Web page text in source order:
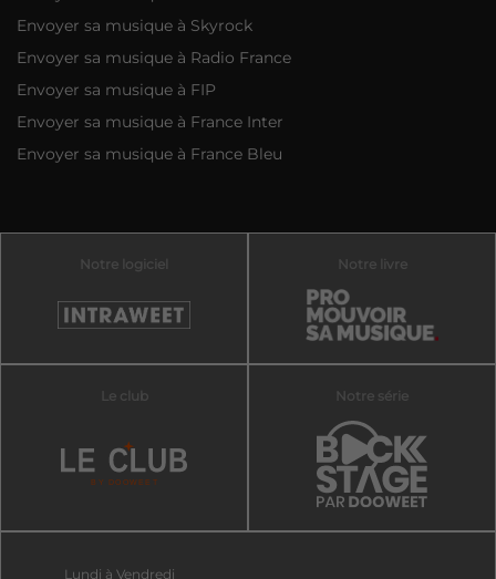
Envoyer sa musique à Skyrock
Envoyer sa musique à Radio France
Envoyer sa musique à FIP
Envoyer sa musique à France Inter
Envoyer sa musique à France Bleu
Notre logiciel Notre livre
Le club Notre série
Lundi à Vendredi